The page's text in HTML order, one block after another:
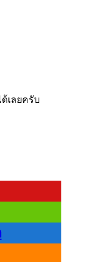
เลยครับ